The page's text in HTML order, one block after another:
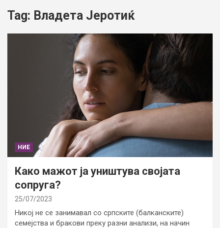
Tag: Владета Јеротиќ
НИЕ
Како мажот ја уништува својата
сопруга?
25/07/2023
Никој не се занимавал со српските (балканските)
семејства и бракови преку разни анализи, на начин